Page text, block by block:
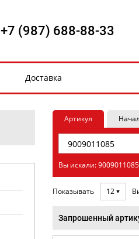
+7 (987) 688-88-33
Доставка
Артикул
Вы искали: 9009011085
Показывать 12
Запрошенный